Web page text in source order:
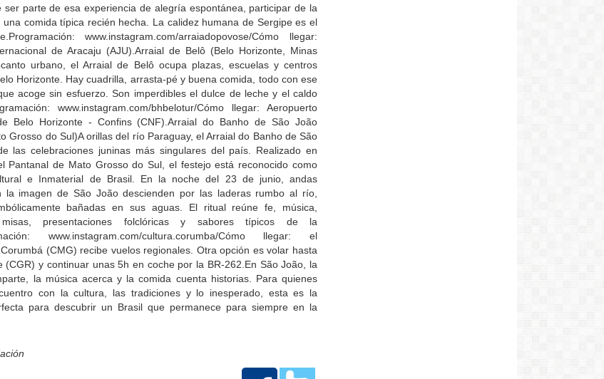
ser parte de esa experiencia de alegría espontánea, participar de la
una comida típica recién hecha. La calidez humana de Sergipe es el
www.instagram.com/arraiadopovose/Cómo llegar:
de Aracaju (AJU).Arraial de Belô (Belo Horizonte, Minas
urbano, el Arraial de Belô ocupa plazas, escuelas y centros
Horizonte. Hay cuadrilla, arrasta-pé y buena comida, todo con ese
acoge sin esfuerzo. Son imperdibles el dulce de leche y el caldo
www.instagram.com/bhbelotur/Cómo llegar: Aeropuerto
Belo Horizonte - Confins (CNF).Arraial do Banho de São João
Grosso do Sul)A orillas del río Paraguay, el Arraial do Banho de São
las celebraciones juninas más singulares del país. Realizado en
Pantanal de Mato Grosso do Sul, el festejo está reconocido como
e Inmaterial de Brasil. En la noche del 23 de junio, andas
la imagen de São João descienden por las laderas rumbo al río,
bañadas en sus aguas. El ritual reúne fe, música,
misas, presentaciones folclóricas y sabores típicos de la
www.instagram.com/cultura.corumba/Cómo llegar: el
(CMG) recibe vuelos regionales. Otra opción es volar hasta
(CGR) y continuar unas 5h en coche por la BR-262.En São João, la
la música acerca y la comida cuenta historias. Para quienes
con la cultura, las tradiciones y lo inesperado, esta es la
para descubrir un Brasil que permanece para siempre en la